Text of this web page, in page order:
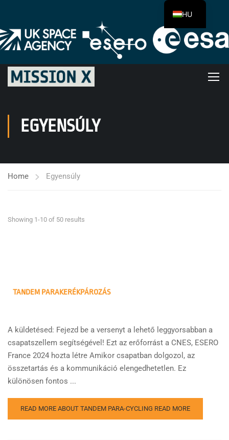
EGYENSÚLY
Home Egyensúly
Showing 1-10 of 50 results
TANDEM PARAKERÉKPÁROZÁS
A küldetésed: Fejezd be a versenyt a lehető leggyorsabban a
csapatszellem segítségével! Ezt az erőforrást a CNES, ESERO
France 2024 hozta létre Amikor csapatban dolgozol, az
összetartás és a kommunikáció elengedhetetlen. Ez
különösen fontos ...
READ MORE ABOUT TANDEM PARA-CYCLING READ MORE
HU